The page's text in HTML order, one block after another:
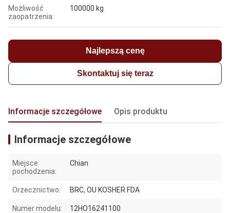
Możliwość
zaopatrzenia:
100000 kg
Najlepszą cenę
Skontaktuj się teraz
Informacje szczegółowe Opis produktu
Informacje szczegółowe
Miejsce
pochodzenia:
Chian
Orzecznictwo: BRC, OU KOSHER FDA
Numer modelu: 12HO16241100